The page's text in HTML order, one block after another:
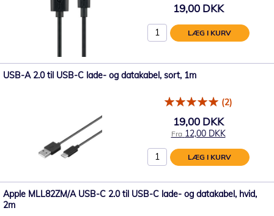
19,00 DKK
LÆG I KURV
USB-A 2.0 til USB-C lade- og datakabel, sort, 1m
(2)
19,00 DKK
Fra 12,00 DKK
LÆG I KURV
Apple MLL82ZM/A USB-C 2.0 til USB-C lade- og datakabel, hvid,
2m